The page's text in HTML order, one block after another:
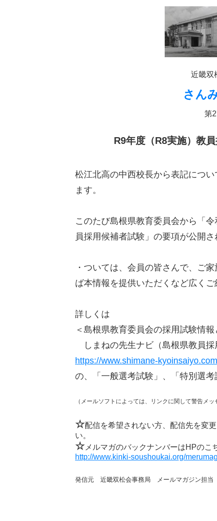
近畿双
さん
第
R9年度（R8実施）教
松江北高の中西校長から表記につ
ます。
このたび島根県教育委員会から「
員採用候補者試験」の要項が公開
・ついては、会員の皆さんで、ご
ば本情報を提供いただくなど広く
詳しくは
＜島根県教育委員会の採用試験情
しまねの先生ナビ（島根県教員採
https://www.shimane-
の、「一般選考試験」、「特別選
（メールソフトによっては、リンクに関して警告メ
☆配信を希望されない方、配信先を変
い。
☆ メルマガのバックナンバーはHPのこ
http://www.kinki-soushoukai.org/
発信元 近畿双松会事務局 メールマガジン担